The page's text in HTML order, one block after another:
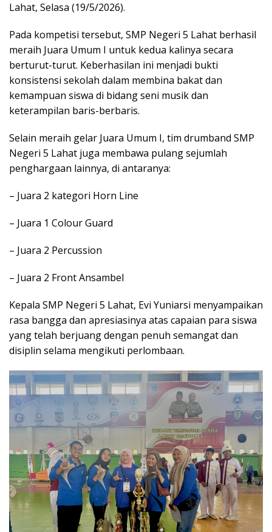
Lahat, Selasa (19/5/2026).
Pada kompetisi tersebut, SMP Negeri 5 Lahat berhasil
meraih Juara Umum I untuk kedua kalinya secara
berturut-turut. Keberhasilan ini menjadi bukti
konsistensi sekolah dalam membina bakat dan
kemampuan siswa di bidang seni musik dan
keterampilan baris-berbaris.
Selain meraih gelar Juara Umum I, tim drumband SMP
Negeri 5 Lahat juga membawa pulang sejumlah
penghargaan lainnya, di antaranya:
– Juara 2 kategori Horn Line
– Juara 1 Colour Guard
– Juara 2 Percussion
– Juara 2 Front Ansambel
Kepala SMP Negeri 5 Lahat, Evi Yuniarsi menyampaikan
rasa bangga dan apresiasinya atas capaian para siswa
yang telah berjuang dengan penuh semangat dan
disiplin selama mengikuti perlombaan.